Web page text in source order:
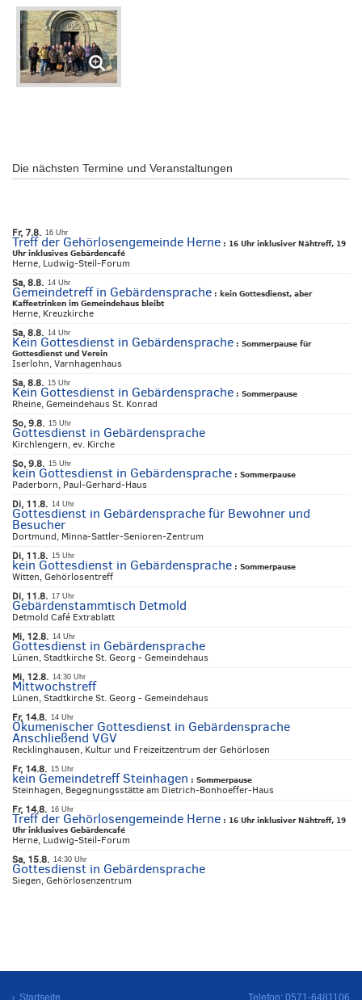
Die nächsten Termine und Veranstaltungen
Fr, 7.8. 16 Uhr
Treff der Gehörlosengemeinde Herne : 16 Uhr inklusiver Nähtreff, 19
Uhr inklusives Gebärdencafé
Herne, Ludwig-Steil-Forum
Sa, 8.8. 14 Uhr
Gemeindetreff in Gebärdensprache : kein Gottesdienst, aber
Kaffeetrinken im Gemeindehaus bleibt
Herne, Kreuzkirche
Sa, 8.8. 14 Uhr
Kein Gottesdienst in Gebärdensprache : Sommerpause für
Gottesdienst und Verein
Iserlohn, Varnhagenhaus
Sa, 8.8. 15 Uhr
Kein Gottesdienst in Gebärdensprache : Sommerpause
Rheine, Gemeindehaus St. Konrad
So, 9.8. 15 Uhr
Gottesdienst in Gebärdensprache
Kirchlengern, ev. Kirche
So, 9.8. 15 Uhr
kein Gottesdienst in Gebärdensprache : Sommerpause
Paderborn, Paul-Gerhard-Haus
Di, 11.8. 14 Uhr
Gottesdienst in Gebärdensprache für Bewohner und
Besucher
Dortmund, Minna-Sattler-Senioren-Zentrum
Di, 11.8. 15 Uhr
kein Gottesdienst in Gebärdensprache : Sommerpause
Witten, Gehörlosentreff
Di, 11.8. 17 Uhr
Gebärdenstammtisch Detmold
Detmold Café Extrablatt
Mi, 12.8. 14 Uhr
Gottesdienst in Gebärdensprache
Lünen, Stadtkirche St. Georg - Gemeindehaus
Mi, 12.8. 14:30 Uhr
Mittwochstreff
Lünen, Stadtkirche St. Georg - Gemeindehaus
Fr, 14.8. 14 Uhr
Ökumenischer Gottesdienst in Gebärdensprache
Anschließend VGV
Recklinghausen, Kultur und Freizeitzentrum der Gehörlosen
Fr, 14.8. 15 Uhr
kein Gemeindetreff Steinhagen : Sommerpause
Steinhagen, Begegnungsstätte am Dietrich-Bonhoeffer-Haus
Fr, 14.8. 16 Uhr
Treff der Gehörlosengemeinde Herne : 16 Uhr inklusiver Nähtreff, 19
Uhr inklusives Gebärdencafé
Herne, Ludwig-Steil-Forum
Sa, 15.8. 14:30 Uhr
Gottesdienst in Gebärdensprache
Siegen, Gehörlosenzentrum
Startseite Telefon: 0571-6481106